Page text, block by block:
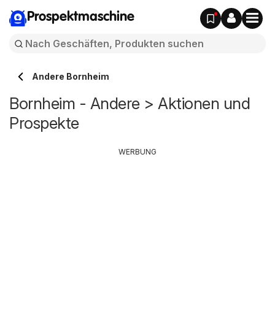
Prospektmaschine
Andere Bornheim
Bornheim - Andere > Aktionen und
Prospekte
WERBUNG